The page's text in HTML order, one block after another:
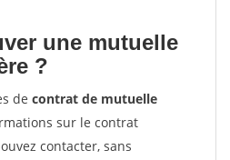
une mutuelle
?
de contrat de mutuelle
sur le contrat
contacter, sans